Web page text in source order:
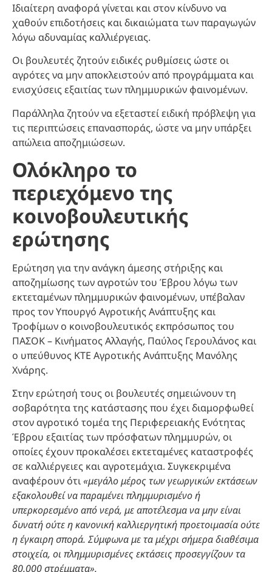
Ιδιαίτερη αναφορά γίνεται και στον κίνδυνο να
χαθούν επιδοτήσεις και δικαιώματα των παραγωγών
λόγω αδυναμίας καλλιέργειας.
Οι βουλευτές ζητούν ειδικές ρυθμίσεις ώστε οι
αγρότες να μην αποκλειστούν από προγράμματα και
ενισχύσεις εξαιτίας των πλημμυρικών φαινομένων.
Παράλληλα ζητούν να εξεταστεί ειδική πρόβλεψη για
τις περιπτώσεις επανασποράς, ώστε να μην υπάρξει
απώλεια αποζημιώσεων.
Ολόκληρο το
περιεχόμενο της
κοινοβουλευτικής
ερώτησης
Ερώτηση για την ανάγκη άμεσης στήριξης και
αποζημίωσης των αγροτών του Έβρου λόγω των
εκτεταμένων πλημμυρικών φαινομένων, υπέβαλαν
προς τον Υπουργό Αγροτικής Ανάπτυξης και
Τροφίμων ο κοινοβουλευτικός εκπρόσωπος του
ΠΑΣΟΚ – Κινήματος Αλλαγής, Παύλος Γερουλάνος και
ο υπεύθυνος ΚΤΕ Αγροτικής Ανάπτυξης Μανόλης
Χνάρης.
Στην ερώτησή τους οι βουλευτές σημειώνουν τη
σοβαρότητα της κατάστασης που έχει διαμορφωθεί
στον αγροτικό τομέα της Περιφερειακής Ενότητας
Έβρου εξαιτίας των πρόσφατων πλημμυρών, οι
οποίες έχουν προκαλέσει εκτεταμένες καταστροφές
σε καλλιέργειες και αγροτεμάχια. Συγκεκριμένα
αναφέρουν ότι«μεγάλο μέρος των γεωργικών εκτάσεων
εξακολουθεί να παραμένει πλημμυρισμένο ή
υπερκορεσμένο από νερά, με αποτέλεσμα να μην είναι
δυνατή ούτε η κανονική καλλιεργητική προετοιμασία ούτε
η έγκαιρη σπορά. Σύμφωνα με τα μέχρι σήμερα διαθέσιμα
στοιχεία, οι πλημμυρισμένες εκτάσεις προσεγγίζουν τα
80.000 στρέμματα».